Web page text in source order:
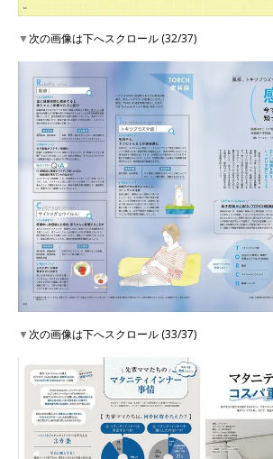
▼次の画像は下へスクロール (32/37)
▼次の画像は下へスクロール (33/37)